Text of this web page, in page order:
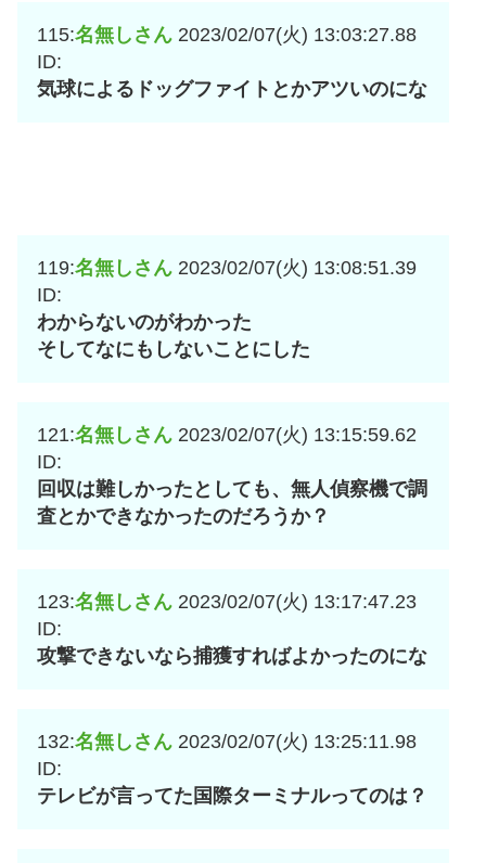
115:名無しさん 2023/02/07(火) 13:03:27.88
ID:
気球によるドッグファイトとかアツいのにな
119:名無しさん 2023/02/07(火) 13:08:51.39
ID:
わからないのがわかった
そしてなにもしないことにした
121:名無しさん 2023/02/07(火) 13:15:59.62
ID:
回収は難しかったとしても、無人偵察機で調
査とかできなかったのだろうか？
123:名無しさん 2023/02/07(火) 13:17:47.23
ID:
攻撃できないなら捕獲すればよかったのにな
132:名無しさん 2023/02/07(火) 13:25:11.98
ID:
テレビが言ってた国際ターミナルってのは？